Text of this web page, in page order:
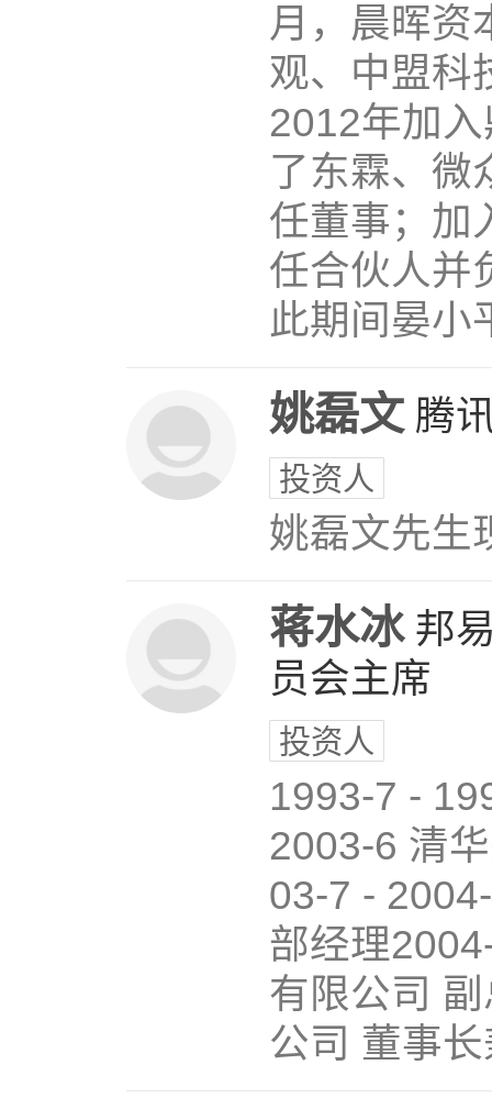
月，晨晖资
观、中盟科
2012年加
了东霖、微
任董事；加
任合伙人并
此期间晏小
姚磊文 腾
投资人
姚磊文先生
蒋水冰 邦
员会主席
投资人
1993-7 -
2003-6 清
03-7 -
部经理
有限公司
公司 董事